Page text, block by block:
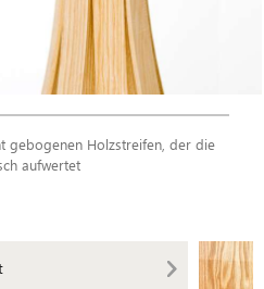
gebogenen Holzstreifen, der die
aufwertet